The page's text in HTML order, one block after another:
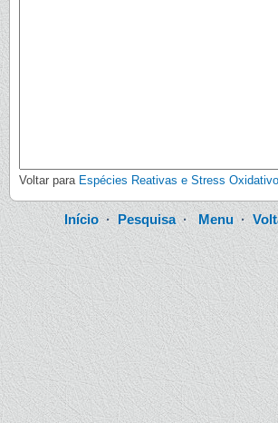
Voltar para Espécies Reativas e Stress Oxidativo
Início· Pesquisa·Menu ·